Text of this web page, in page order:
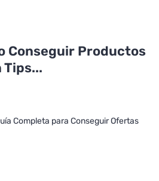
Conseguir Productos
Tips...